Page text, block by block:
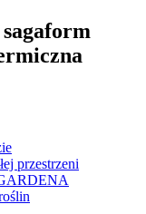
przestrzeni